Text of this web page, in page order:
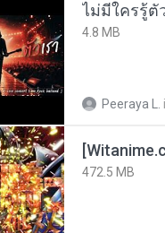
4.8 MB
Peeraya L.
472.5 MB